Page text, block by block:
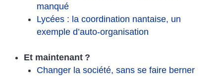
manqué
Lycées : la coordination nantaise, un
exemple d’auto-organisation
Et maintenant ?
Changer la société, sans se faire berner